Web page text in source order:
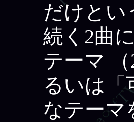
だけとい
続く2曲
テーマ
るいは
なテーマ